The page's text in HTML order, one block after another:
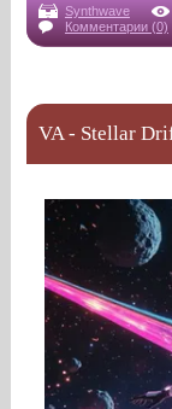
Synthwave
Комментарии (0)
VA - Stellar